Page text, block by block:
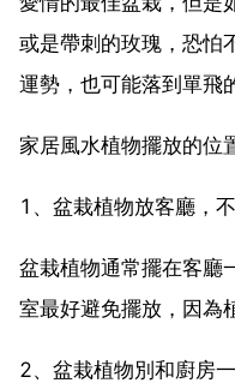
或是帶刺的玫瑰，恐怕
運勢，也可能落到單飛
家居風水植物擺放的位
1、盆栽植物放客廳，不
盆栽植物通常擺在客廳
室最好避免擺放，因為
2、盆栽植物別和廚房